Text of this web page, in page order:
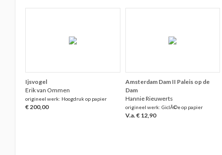
Ijsvogel
Erik van Ommen
origineel werk: Hoogdruk op papier
€ 200,00
Amsterdam Dam II Paleis op de
Dam
Hannie Rieuwerts
origineel werk: GiclÃ©e op papier
V.a. € 12,90